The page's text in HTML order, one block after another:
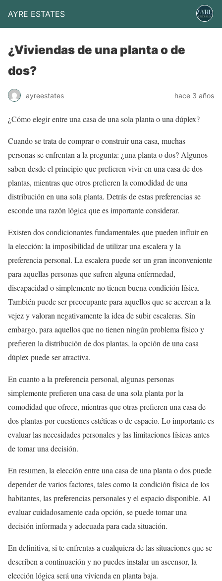
AYRE ESTATES
¿Viviendas de una planta o de
dos?
ayreestates hace 3 años
¿Cómo elegir entre una casa de una sola planta o una dúplex?
Cuando se trata de comprar o construir una casa, muchas
personas se enfrentan a la pregunta: ¿una planta o dos? Algunos
saben desde el principio que prefieren vivir en una casa de dos
plantas, mientras que otros prefieren la comodidad de una
distribución en una sola planta. Detrás de estas preferencias se
esconde una razón lógica que es importante considerar.
Existen dos condicionantes fundamentales que pueden influir en
la elección: la imposibilidad de utilizar una escalera y la
preferencia personal. La escalera puede ser un gran inconveniente
para aquellas personas que sufren alguna enfermedad,
discapacidad o simplemente no tienen buena condición física.
También puede ser preocupante para aquellos que se acercan a la
vejez y valoran negativamente la idea de subir escaleras. Sin
embargo, para aquellos que no tienen ningún problema físico y
prefieren la distribución de dos plantas, la opción de una casa
dúplex puede ser atractiva.
En cuanto a la preferencia personal, algunas personas
simplemente prefieren una casa de una sola planta por la
comodidad que ofrece, mientras que otras prefieren una casa de
dos plantas por cuestiones estéticas o de espacio. Lo importante es
evaluar las necesidades personales y las limitaciones físicas antes
de tomar una decisión.
En resumen, la elección entre una casa de una planta o dos puede
depender de varios factores, tales como la condición física de los
habitantes, las preferencias personales y el espacio disponible. Al
evaluar cuidadosamente cada opción, se puede tomar una
decisión informada y adecuada para cada situación.
En definitiva, si te enfrentas a cualquiera de las situaciones que se
describen a continuación y no puedes instalar un ascensor, la
elección lógica será una vivienda en planta baja.